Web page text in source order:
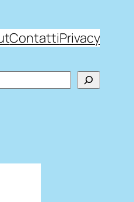
ContattiPrivacy